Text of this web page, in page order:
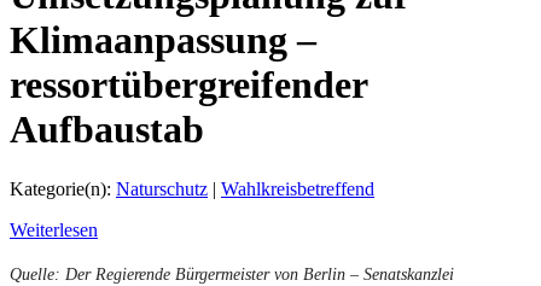
Klimaanpassung –
ressortübergreifender
Aufbaustab
Kategorie(n): Naturschutz | Wahlkreisbetreffend
Weiterlesen
Quelle: Der Regierende Bürgermeister von Berlin – Senatskanzlei